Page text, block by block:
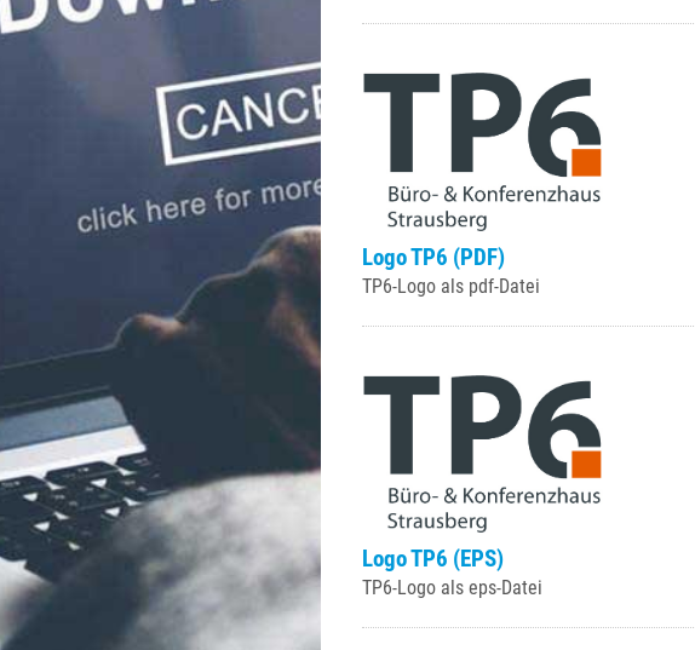
Logo TP6 (PDF)
TP6-Logo als pdf-Datei
Logo TP6 (EPS)
TP6-Logo als eps-Datei